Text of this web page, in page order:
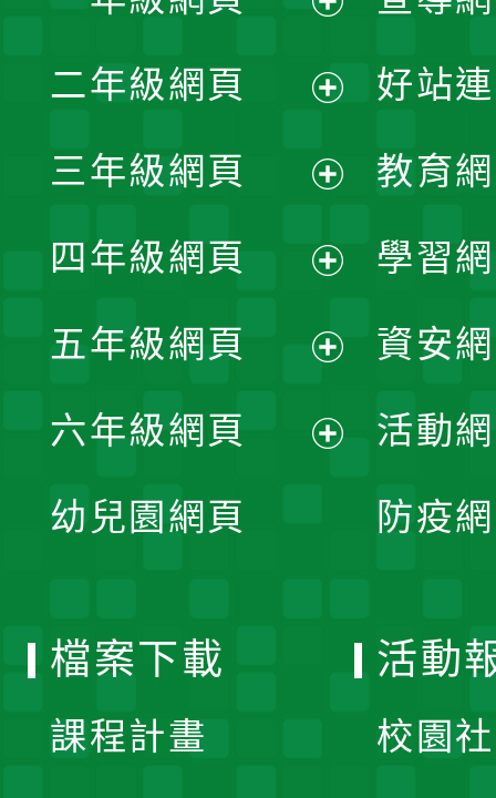
開
選
單
二年級網頁
開
選
單
三年級網頁
開
選
單
四年級網頁
開
選
五年級網頁
開
六年級網頁
幼兒園網頁
好站
教育
學習
資安
活動
防疫
檔案下載
課程計畫
活動
校園